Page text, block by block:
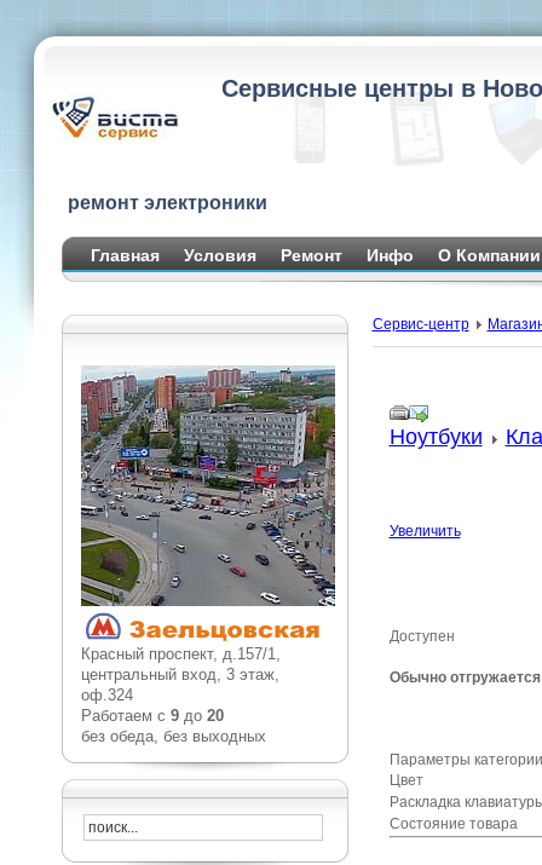
Сервисные центры в
ремонт электроники
Главная Условия Ремонт Инфо О Компании
Красный проспект, д.157/1,
центральный вход, 3 этаж,
оф.324
Работаем с 9до 20
без обеда, без выходных
Сервис-центр
Ноутбуки
Увеличить
Доступен
Обычно
Параметры
Цвет
Раскладка
Состояние товара